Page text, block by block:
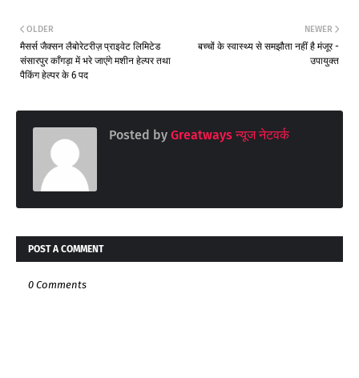
NEWER
बच्चों के स्वास्थ्य से समझौता नहीं है मंजूर -
उपायुक्त
OLDER
मैसर्स जैक्सन लैबोरेटरीज़ प्राइवेट लिमिटेड
संसारपुर काँगड़ा में भरे जाएंगे मशीन हेल्पर तथा
पैकिंग हेल्पर के 6 पद
Posted by Greatways न्यूज नेटवर्क
POST A COMMENT
0 Comments